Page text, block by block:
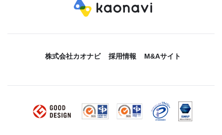
株式会社カオナビ 採用情報 M&Aサイト